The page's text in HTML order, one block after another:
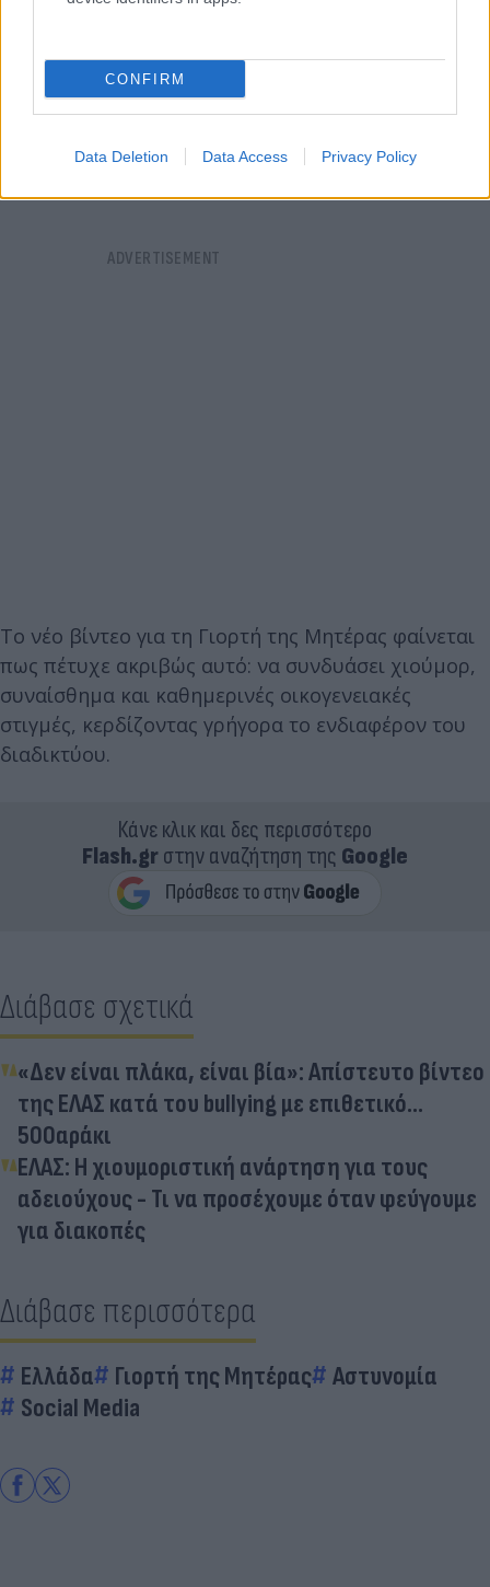
CONFIRM
Data Deletion Data Access Privacy Policy
Το νέο βίντεο για τη Γιορτή της Μητέρας φαίνεται
πως πέτυχε ακριβώς αυτό: να συνδυάσει χιούμορ,
συναίσθημα και καθημερινές οικογενειακές
στιγμές, κερδίζοντας γρήγορα το ενδιαφέρον του
διαδικτύου.
Κάνε κλικ και δες περισσότερο
Flash.grστην αναζήτηση της Google
Διάβασε σχετικά
«Δεν είναι πλάκα, είναι βία»: Απίστευτο βίντεο
της ΕΛΑΣ κατά του bullying με επιθετικό...
500αράκι
ΕΛΑΣ: Η χιουμοριστική ανάρτηση για τους
αδειούχους - Τι να προσέχουμε όταν φεύγουμε
για διακοπές
Διάβασε περισσότερα
Ελλάδα Γιορτή της Μητέρας
Αστυνομία
Social Media